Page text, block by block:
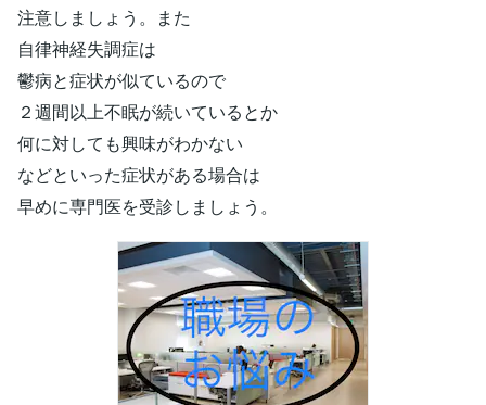
注意しましょう。また
自律神経失調症は
鬱病と症状が似ているので
２週間以上不眠が続いているとか
何に対しても興味がわかない
などといった症状がある場合は
早めに専門医を受診しましょう。